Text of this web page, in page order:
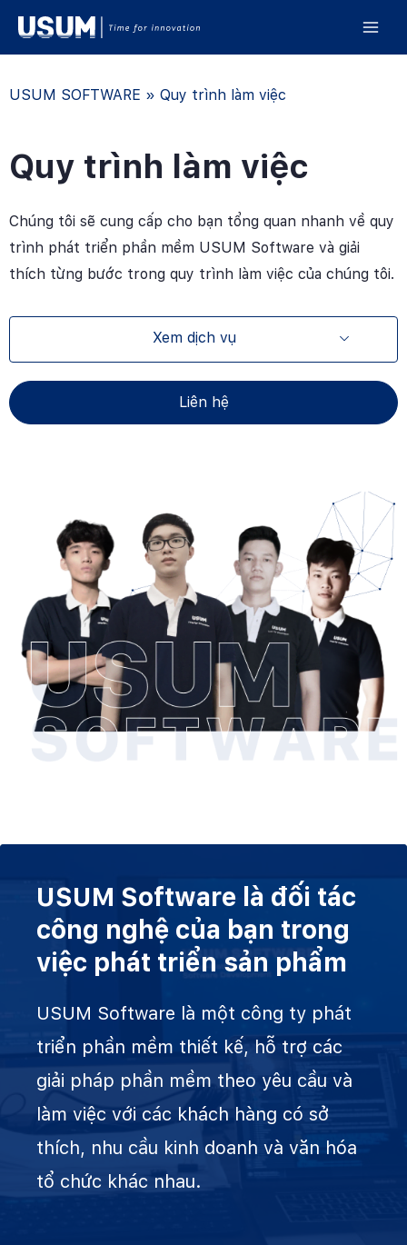
USUM SOFTWARE » Quy trình làm việc
Quy trình làm việc
Chúng tôi sẽ cung cấp cho bạn tổng quan nhanh về quy
trình phát triển phần mềm USUM Software và giải
thích từng bước trong quy trình làm việc của chúng tôi.
Xem dịch vụ
Liên hệ
USUM Software là đối tác
công nghệ của bạn trong
việc phát triển sản phẩm
USUM Software là một công ty phát
triển phần mềm thiết kế, hỗ trợ các
giải pháp phần mềm theo yêu cầu và
làm việc với các khách hàng có sở
thích, nhu cầu kinh doanh và văn hóa
tổ chức khác nhau.